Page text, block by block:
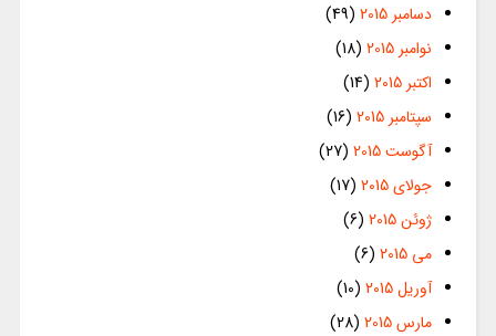
دسامبر 2015
(49)
نوامبر 2015
(18)
اکتبر 2015
(14)
سپتامبر 2015
(16)
آگوست 2015
(27)
جولای 2015
(17)
ژوئن 2015
(6)
می 2015
(6)
آوریل 2015
(10)
مارس 2015
(28)